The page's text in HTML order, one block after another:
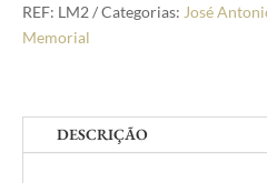
Ramos
Sucre
REF: LM2 Categorias: José
Memorial
DESCRIÇÃO